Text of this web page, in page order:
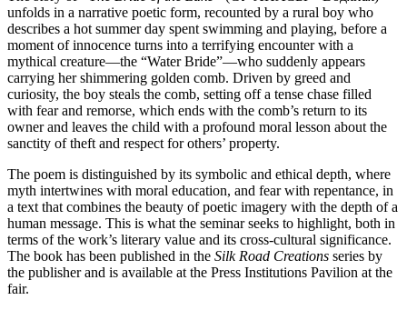
unfolds in a narrative poetic form, recounted by a rural boy who
describes a hot summer day spent swimming and playing, before a
moment of innocence turns into a terrifying encounter with a
mythical creature—the “Water Bride”—who suddenly appears
carrying her shimmering golden comb. Driven by greed and
curiosity, the boy steals the comb, setting off a tense chase filled
with fear and remorse, which ends with the comb’s return to its
owner and leaves the child with a profound moral lesson about the
sanctity of theft and respect for others’ property.
The poem is distinguished by its symbolic and ethical depth, where
myth intertwines with moral education, and fear with repentance, in
a text that combines the beauty of poetic imagery with the depth of a
human message. This is what the seminar seeks to highlight, both in
terms of the work’s literary value and its cross-cultural significance.
The book has been published in the Silk Road Creations series by
the publisher and is available at the Press Institutions Pavilion at the
fair.